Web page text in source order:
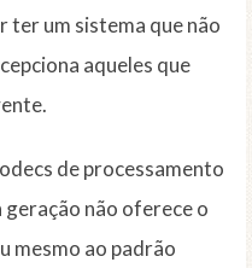
ter um sistema que não
aqueles que
de processamento
geração não oferece o
mesmo ao padrão